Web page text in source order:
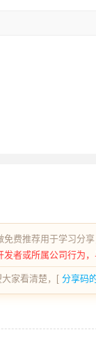
费推荐用于学习分
者或所属公司行为
大家看清楚，[ 分享码